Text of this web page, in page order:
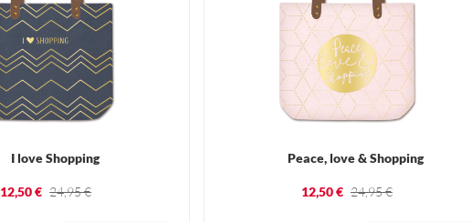
I love Shopping
12,50 € 24,95 €
Peace, love & Shopping
12,50 € 24,95 €